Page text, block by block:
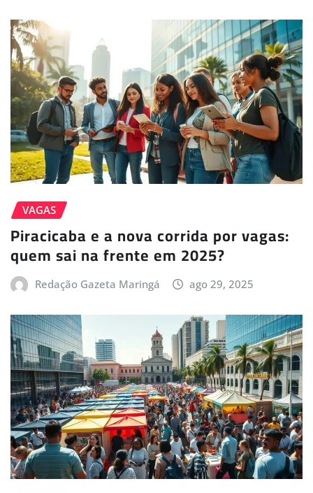
VAGAS
Piracicaba e a nova corrida por vagas:
quem sai na frente em 2025?
Redação Gazeta Maringá ago 29, 2025